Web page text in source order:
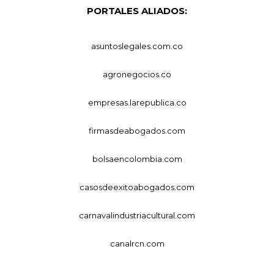
PORTALES ALIADOS:
asuntoslegales.com.co
agronegocios.co
empresas.larepublica.co
firmasdeabogados.com
bolsaencolombia.com
casosdeexitoabogados.com
carnavalindustriacultural.com
canalrcn.com